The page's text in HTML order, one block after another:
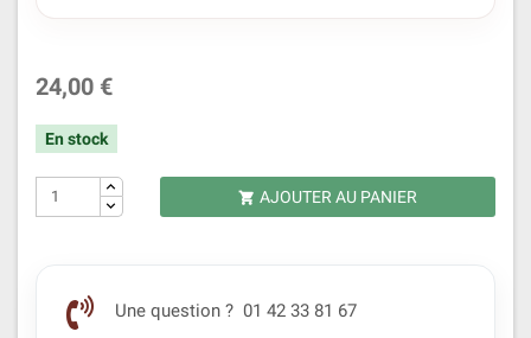
24,00 €
En stock
 AJOUTER AU PANIER
Une question ? 01 42 33 81 67